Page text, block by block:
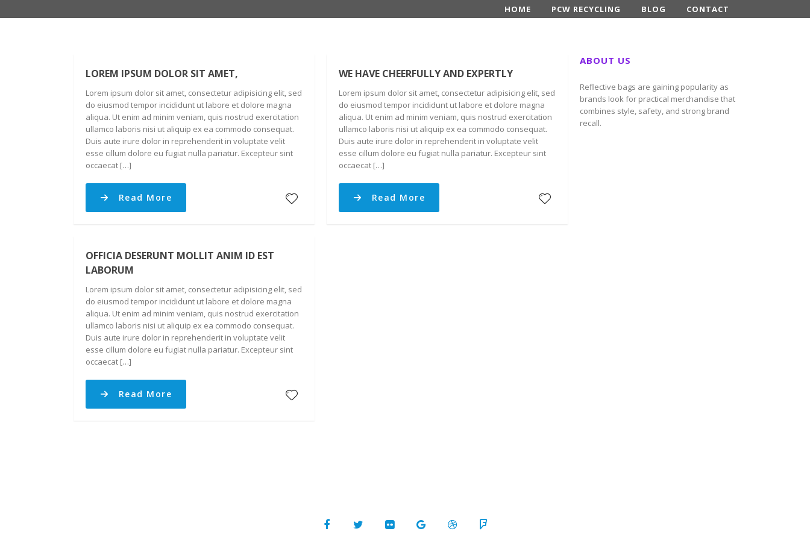
HOME PCW RECYCLING BLOG CONTACT
LOREM IPSUM DOLOR SIT AMET,
Lorem ipsum dolor sit amet, consectetur adipisicing elit, sed
do eiusmod tempor incididunt ut labore et dolore magna
aliqua. Ut enim ad minim veniam, quis nostrud exercitation
ullamco laboris nisi ut aliquip ex ea commodo consequat.
Duis aute irure dolor in reprehenderit in voluptate velit
esse cillum dolore eu fugiat nulla pariatur. Excepteur sint
occaecat […]
Read More
WE HAVE CHEERFULLY AND EXPERTLY
Lorem ipsum dolor sit amet, consectetur adipisicing elit, sed
do eiusmod tempor incididunt ut labore et dolore magna
aliqua. Ut enim ad minim veniam, quis nostrud exercitation
ullamco laboris nisi ut aliquip ex ea commodo consequat.
Duis aute irure dolor in reprehenderit in voluptate velit
esse cillum dolore eu fugiat nulla pariatur. Excepteur sint
occaecat […]
Read More
OFFICIA DESERUNT MOLLIT ANIM ID EST
LABORUM
Lorem ipsum dolor sit amet, consectetur adipisicing elit, sed
do eiusmod tempor incididunt ut labore et dolore magna
aliqua. Ut enim ad minim veniam, quis nostrud exercitation
ullamco laboris nisi ut aliquip ex ea commodo consequat.
Duis aute irure dolor in reprehenderit in voluptate velit
esse cillum dolore eu fugiat nulla pariatur. Excepteur sint
occaecat […]
Read More
ABOUT US
Reflective bags are gaining popularity as
brands look for practical merchandise that
combines style, safety, and strong brand
recall.